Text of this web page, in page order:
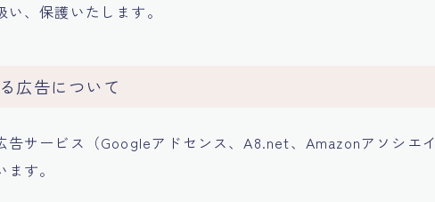
、保護いたします。
広告について
告サービス（Googleアドセンス、A8.net、Amazonアソシエイ
す。